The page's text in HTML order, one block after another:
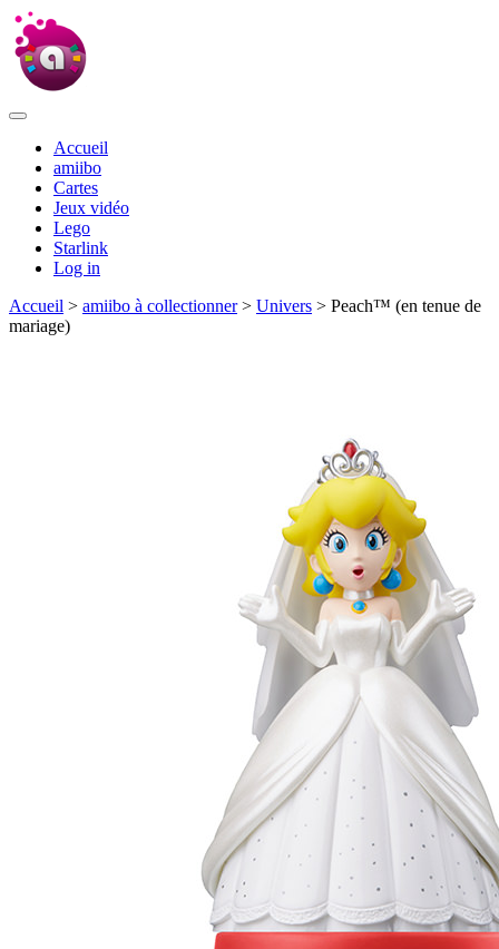
Accueil
amiibo
Cartes
Jeux vidéo
Lego
Starlink
Log in
Accueil > amiibo à collectionner> Univers > Peach™ (en tenue de
mariage)